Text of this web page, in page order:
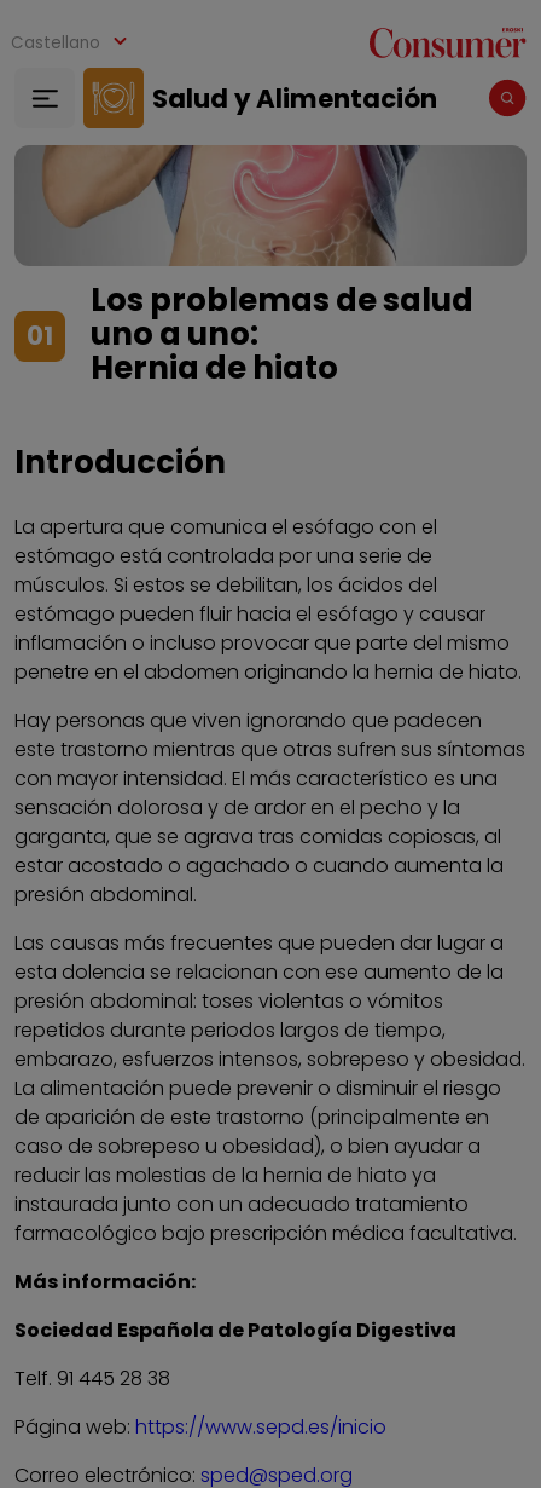
Castellano
Salud y Alimentación
01
Los problemas de salud
uno a uno:
Hernia de hiato
Introducción
La apertura que comunica el esófago con el
estómago está controlada por una serie de
músculos. Si estos se debilitan, los ácidos del
estómago pueden fluir hacia el esófago y causar
inflamación o incluso provocar que parte del mismo
penetre en el abdomen originando la hernia de hiato.
Hay personas que viven ignorando que padecen
este trastorno mientras que otras sufren sus síntomas
con mayor intensidad. El más característico es una
sensación dolorosa y de ardor en el pecho y la
garganta, que se agrava tras comidas copiosas, al
estar acostado o agachado o cuando aumenta la
presión abdominal.
Las causas más frecuentes que pueden dar lugar a
esta dolencia se relacionan con ese aumento de la
presión abdominal: toses violentas o vómitos
repetidos durante periodos largos de tiempo,
embarazo, esfuerzos intensos, sobrepeso y obesidad.
La alimentación puede prevenir o disminuir el riesgo
de aparición de este trastorno (principalmente en
caso de sobrepeso u obesidad), o bien ayudar a
reducir las molestias de la hernia de hiato ya
instaurada junto con un adecuado tratamiento
farmacológico bajo prescripción médica facultativa.
Más información:
Sociedad Española de Patología Digestiva
Telf. 91 445 28 38
Página web: https://www.sepd.es/inicio
Correo electrónico: sped@sped.org